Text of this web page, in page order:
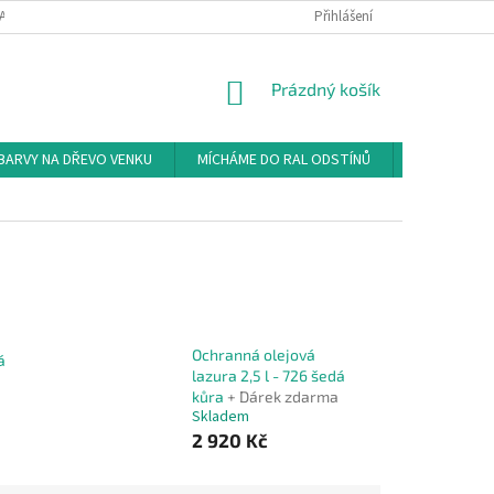
ONLINE KATALOGY OSMO COLOR
Přihlášení
NÁKUPNÍ
Prázdný košík
NA DŘEVO VENKU MÍCHÁME DO RAL ODSTÍNŮ
Ochranná olejová
lazura 2,5 l - 726 šedá
kůra + Dárek zdarma
Skladem
2 920 Kč